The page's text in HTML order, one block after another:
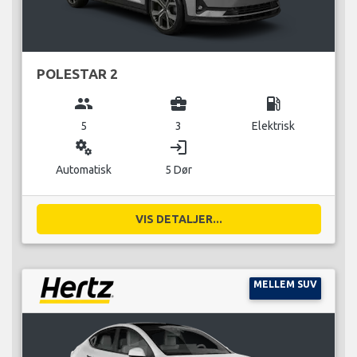
POLESTAR 2
group
5
business_center
3
local_gas_station
Elektrisk
miscellaneous_services
Automatisk
login
5 Dør
VIS DETALJER...
MELLEM SUV